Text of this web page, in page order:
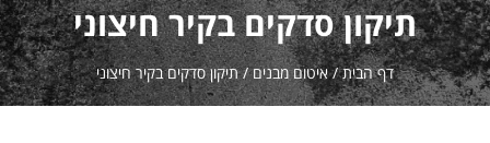
תיקון סדקים בקיר חיצוני
דף הבית/איטום מבנים/תיקון סדקים בקיר חיצוני